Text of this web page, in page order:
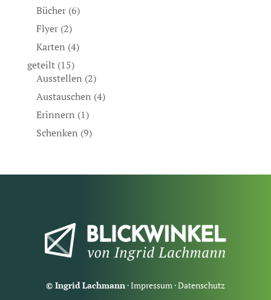
Bücher(6)
Flyer(2)
Karten (4)
geteilt(15)
Ausstellen (2)
Austauschen (4)
Erinnern (1)
Schenken (9)
© Ingrid Lachmann·Impressum·Datenschutz